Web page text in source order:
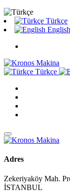
Türkçe
English
Türkçe
Adres
Zekeriyaköy Mah.
İSTANBUL